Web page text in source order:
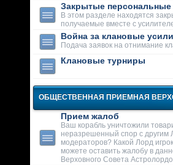
Закрытые
В этом разделе находятся
получаемые вместе с
Война за клановые
Подача заявок на отнимание
Клановые турниры
ОБЩЕСТВЕННАЯ ПРИЕМНАЯ
Прием жалоб
Ваш корабль уничтожили
неразрешенный спор с другим
модераторов? Какой Лорд
можете оставить жалобу в
Верховного Совета